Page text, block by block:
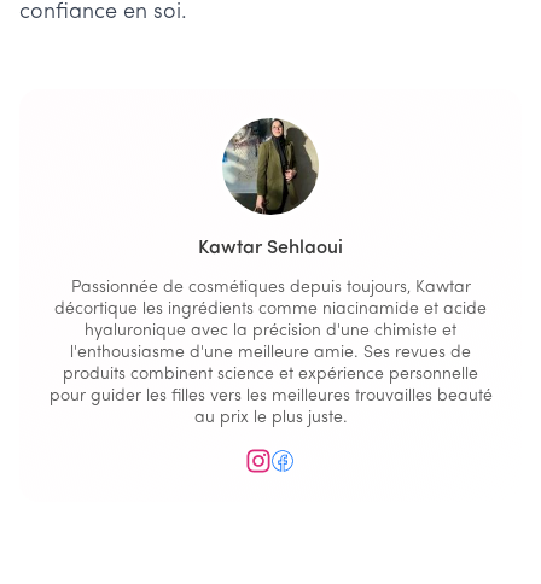
confiance en soi.
Kawtar Sehlaoui
Passionnée de cosmétiques depuis toujours, Kawtar
décortique les ingrédients comme niacinamide et acide
hyaluronique avec la précision d'une chimiste et
l'enthousiasme d'une meilleure amie. Ses revues de
produits combinent science et expérience personnelle
pour guider les filles vers les meilleures trouvailles beauté
au prix le plus juste.